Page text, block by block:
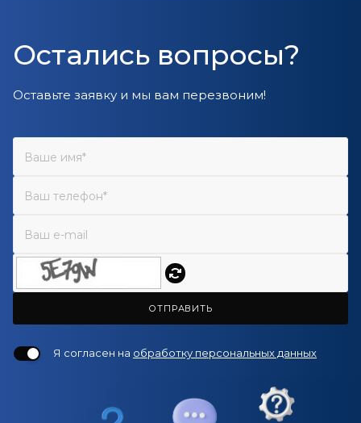
Остались вопросы?
Оставьте заявку и мы вам перезвоним!
ОТПРАВИТЬ
Я согласен на обработку персональных данных